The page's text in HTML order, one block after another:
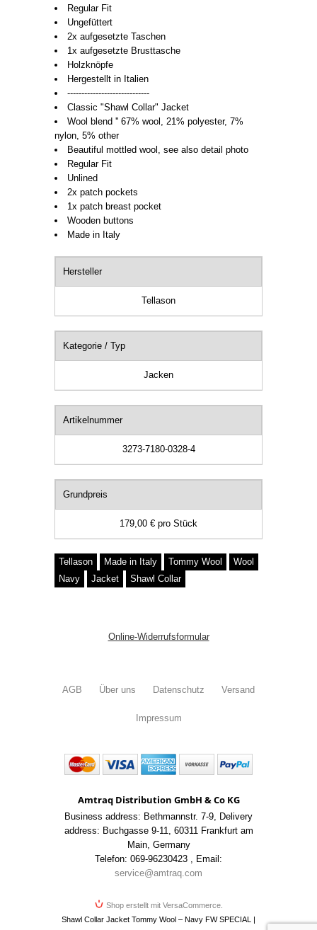
Regular Fit
Ungefüttert
2x aufgesetzte Taschen
1x aufgesetzte Brusttasche
Holzknöpfe
Hergestellt in Italien
-----------------------------
Classic "Shawl Collar" Jacket
Wool blend '' 67% wool, 21% polyester, 7%
nylon, 5% other
Beautiful mottled wool, see also detail photo
Regular Fit
Unlined
2x patch pockets
1x patch breast pocket
Wooden buttons
Made in Italy
Hersteller
Tellason
Kategorie / Typ
Jacken
Artikelnummer
3273-7180-0328-4
Grundpreis
179,00 € pro Stück
Tellason Made in Italy Tommy Wool
Wool
Navy
Jacket Shawl Collar
Online-Widerrufsformular
AGB Über uns Datenschutz Versand
Impressum
Amtraq Distribution GmbH & Co KG
Business address: Bethmannstr. 7-9 Delivery
address: Buchgasse 9-11
60311 Frankfurt am
Main, Germany
Telefon: 069-96230423
Email:
service@amtraq.com
Shop erstellt mit VersaCommerce.
Shawl Collar Jacket Tommy Wool – Navy FW SPECIAL |